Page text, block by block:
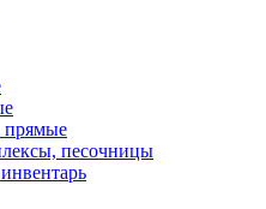
прямые
песочницы